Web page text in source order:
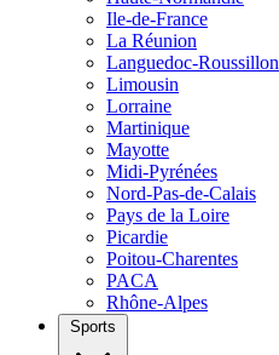
Ile-de-France
La Réunion
Languedoc-Roussillon
Limousin
Lorraine
Martinique
Mayotte
Midi-Pyrénées
Nord-Pas-de-Calais
Pays de la Loire
Picardie
Poitou-Charentes
PACA
Rhône-Alpes
Sports